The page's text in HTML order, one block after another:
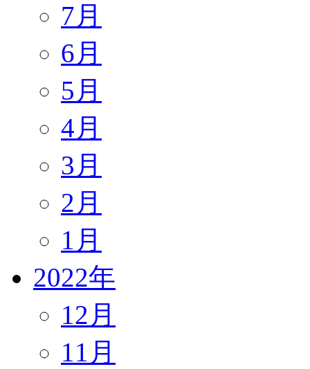
7月
6月
5月
4月
3月
2月
1月
2022年
12月
11月